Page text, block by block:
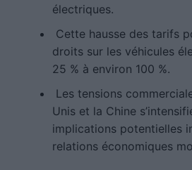
électriques.
Cette hausse des tarifs
droits sur les véhicules
25 % à environ 100 %.
Les tensions
Unis et la Chine
implications potentielles
relations économiques